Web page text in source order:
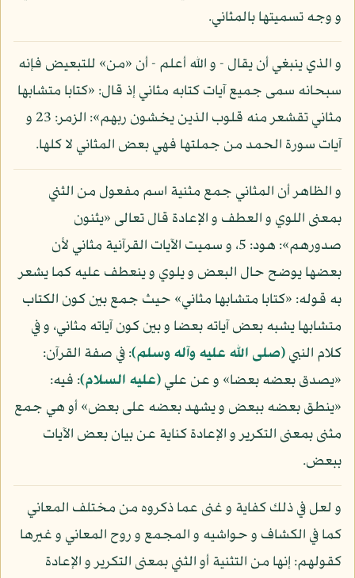
و وجه تسميتها بالمثاني.
و الذي ينبغي أن يقال - و الله أعلم - أن «من» للتبعيض فإنه
سبحانه سمى جميع آيات كتابه مثاني إذ قال: «كتابا متشابها
مثاني تقشعر منه قلوب الذين يخشون ربهم»: الزمر: 23 و
آيات سورة الحمد من جملتها فهي بعض المثاني لا كلها.
و الظاهر أن المثاني جمع مثنية اسم مفعول من الثني
بمعنى اللوي و العطف و الإعادة قال تعالى «يثنون
صدورهم»: هود: 5، و سميت الآيات القرآنية مثاني لأن
بعضها يوضح حال البعض و يلوي و ينعطف عليه كما يشعر
به قوله: «كتابا متشابها مثاني» حيث جمع بين كون الكتاب
متشابها يشبه بعض آياته بعضا و بين كون آياته مثاني، و في
كلام النبي(صلى الله عليه وآله وسلم): في صفة القرآن:
«يصدق بعضه بعضا» و عن علي(عليه السلام): فيه:
«ينطق بعضه ببعض و يشهد بعضه على بعض» أو هي جمع
مثنى بمعنى التكرير و الإعادة كناية عن بيان بعض الآيات
ببعض.
و لعل في ذلك كفاية و غنى عما ذكروه من مختلف المعاني
كما في الكشاف و حواشيه و المجمع و روح المعاني و غيرها
كقولهم: إنها من التثنية أو الثني بمعنى التكرير و الإعادة